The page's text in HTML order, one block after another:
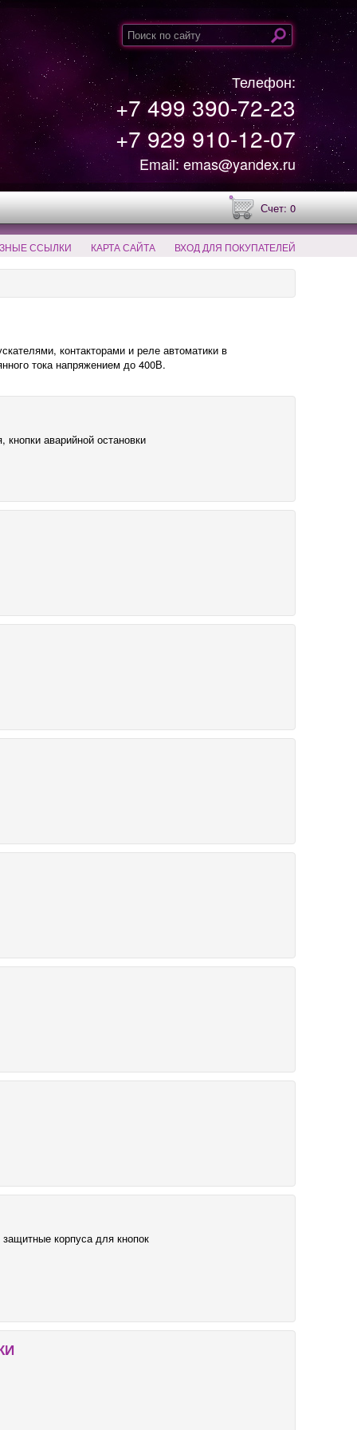
Телефон:
+7 499 390-72-23
+7 929 910-12-07
Email: emas@yandex.ru
Счет: 0
ССЫЛКИ КАРТА САЙТА ВХОД ДЛЯ ПОКУПАТЕЛЕЙ
контакторами и реле автоматики в
тока напряжением до 400В.
кнопки аварийной остановки
корпуса для кнопок